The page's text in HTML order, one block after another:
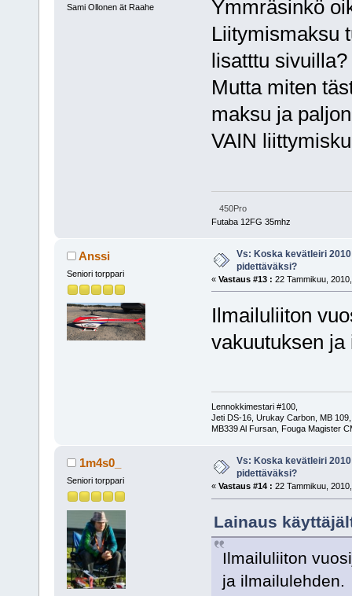
Sami Ollonen ät Raahe
Ymmräsinkö
Liitymismaksu
lisatttu sivuilla?
Mutta miten
maksu ja
VAIN
450Pro
Futaba 12FG 35mhz
Anssi
Seniori torppari
Vs: Koska kevätleiri
pidettäväksi?
« Vastaus #13 : 22 Tammikuu,
Ilmailuliiton
vakuutuksen
Lennokkimestari #100,
Jeti DS-16, Urukay Carbon, MB 109,
MB339 Al Fursan, Fouga Magister
1m4s0_
Seniori torppari
Vs: Koska kevätleiri
pidettäväksi?
« Vastaus #14 : 22 Tammikuu,
Lainaus
Ilmailuliiton
ja ilmailulehden.